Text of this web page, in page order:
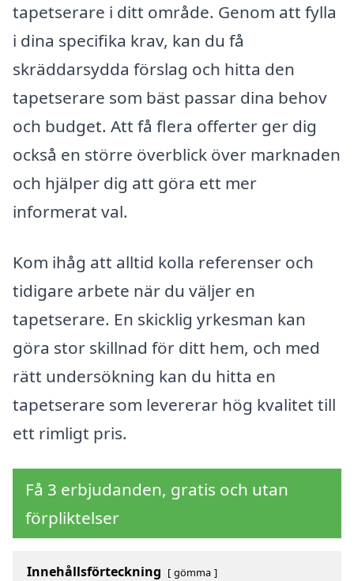
tapetserare i ditt område. Genom att fylla
i dina specifika krav, kan du få
skräddarsydda förslag och hitta den
tapetserare som bäst passar dina behov
och budget. Att få flera offerter ger dig
också en större överblick över marknaden
och hjälper dig att göra ett mer
informerat val.
Kom ihåg att alltid kolla referenser och
tidigare arbete när du väljer en
tapetserare. En skicklig yrkesman kan
göra stor skillnad för ditt hem, och med
rätt undersökning kan du hitta en
tapetserare som levererar hög kvalitet till
ett rimligt pris.
Få 3 erbjudanden, gratis och utan
förpliktelser
Innehållsförteckning gömma